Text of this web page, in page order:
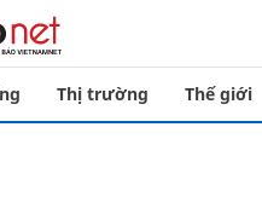
Thị trường Thế giới